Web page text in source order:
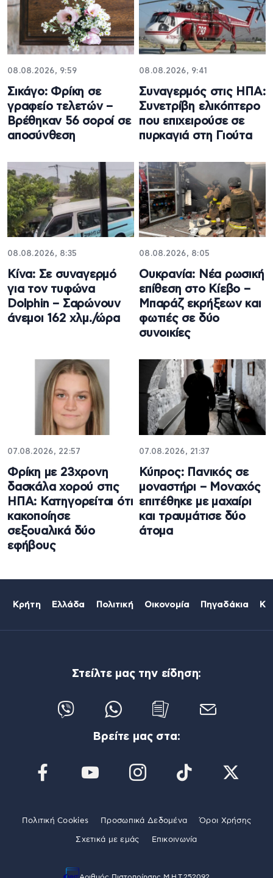
08.08.2026, 9:59
Σικάγο: Φρίκη σε
γραφείο τελετών –
Βρέθηκαν 56 σοροί σε
αποσύνθεση
08.08.2026, 9:41
Συναγερμός στις ΗΠΑ:
Συνετρίβη ελικόπτερο
που επιχειρούσε σε
πυρκαγιά στη Γιούτα
08.08.2026, 8:35
Κίνα: Σε συναγερμό
για τον τυφώνα
Dolphin – Σαρώνουν
άνεμοι 162 χλμ./ώρα
08.08.2026, 8:05
Ουκρανία: Νέα ρωσική
επίθεση στο Κίεβο –
Μπαράζ εκρήξεων και
φωτιές σε δύο
συνοικίες
07.08.2026, 22:57
Φρίκη με 23χρονη
δασκάλα χορού στις
ΗΠΑ: Κατηγορείται ότι
κακοποίησε
σεξουαλικά δύο
εφήβους
07.08.2026, 21:37
Κύπρος: Πανικός σε
μοναστήρι – Μοναχός
επιτέθηκε με μαχαίρι
και τραυμάτισε δύο
άτομα
Κρήτη Ελλάδα Πολιτική Οικονομία Πηγαδάκια
Στείλτε μας την είδηση:
Βρείτε μας στα:
Πολιτική Cookies Προσωπικά Δεδομένα Όροι Χρήσης
Σχετικά με εμάς Επικοινωνία